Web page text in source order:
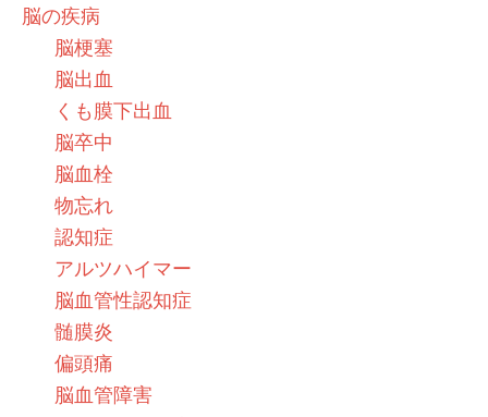
脳の疾病
脳梗塞
脳出血
くも膜下出血
脳卒中
脳血栓
物忘れ
認知症
アルツハイマー
脳血管性認知症
髄膜炎
偏頭痛
脳血管障害